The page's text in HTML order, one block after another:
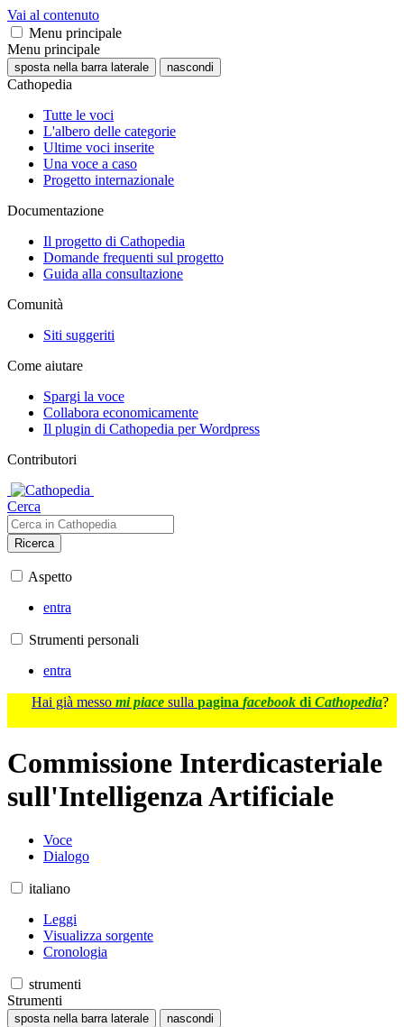
Vai al contenuto
Menu principale
Menu principale
sposta nella barra laterale nascondi
Cathopedia
Tutte le voci
L'albero delle categorie
Ultime voci inserite
Una voce a caso
Progetto internazionale
Documentazione
Il progetto di Cathopedia
Domande frequenti sul progetto
Guida alla consultazione
Comunità
Siti suggeriti
Come aiutare
Spargi la voce
Collabora economicamente
Il plugin di Cathopedia per Wordpress
Contributori
Cerca
Ricerca
Aspetto
entra
Strumenti personali
entra
Hai già messo mi piace sulla pagina facebook di Cathopedia?
Commissione Interdicasteriale
sull'Intelligenza Artificiale
Voce
Dialogo
italiano
Leggi
Visualizza sorgente
Cronologia
strumenti
Strumenti
sposta nella barra laterale nascondi